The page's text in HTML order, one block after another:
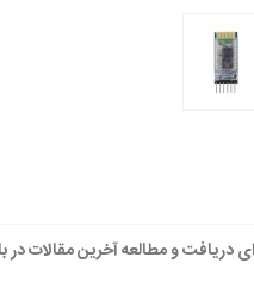
دریافت و مطالعه آخرین مقالات در